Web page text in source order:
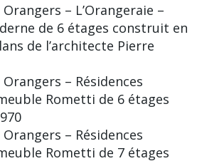
– L’Orangeraie –
de 6 étages construit en
de l’architecte Pierre
– Résidences
Rometti de 6 étages
– Résidences
Rometti de 7 étages